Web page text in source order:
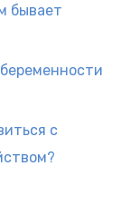
бывает
с